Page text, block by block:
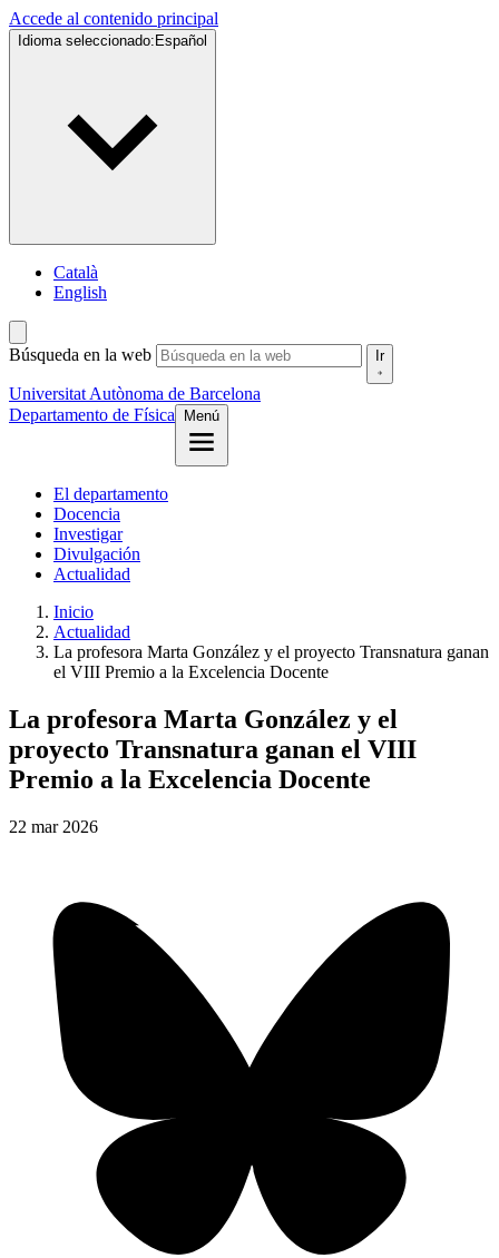
Accede al contenido principal
Idioma seleccionado: Español
Català
English
Búsqueda en la web Ir
Universitat Autònoma de Barcelona
Departamento de Física
Menú
El departamento
Docencia
Investigar
Divulgación
Actualidad
Inicio
Actualidad
La profesora Marta González y el proyecto Transnatura ganan
el VIII Premio a la Excelencia Docente
La profesora Marta González y el
proyecto Transnatura ganan el VIII
Premio a la Excelencia Docente
22 mar 2026